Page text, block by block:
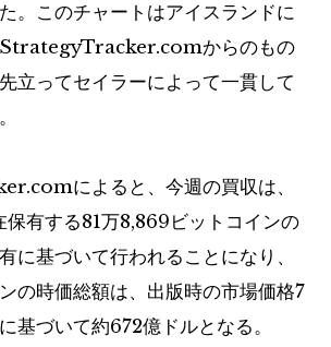
。このチャートはアイスランドに
StrategyTracker.comからのもの
立ってセイラーによって一貫して
によると、今週の買収は、
有する81万8,869ビットコインの
に基づいて行われることになり、
の時価総額は、出版時の市場価格7
基づいて約672億ドルとなる。